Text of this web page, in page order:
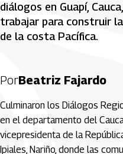
diálogos en Guapí,
trabajar para construir
de la costa Pacífica.
PorBeatriz Fajardo
Culminaron los Diálogos
en el departamento del
vicepresidenta de la
Ipiales, Nariño, donde las